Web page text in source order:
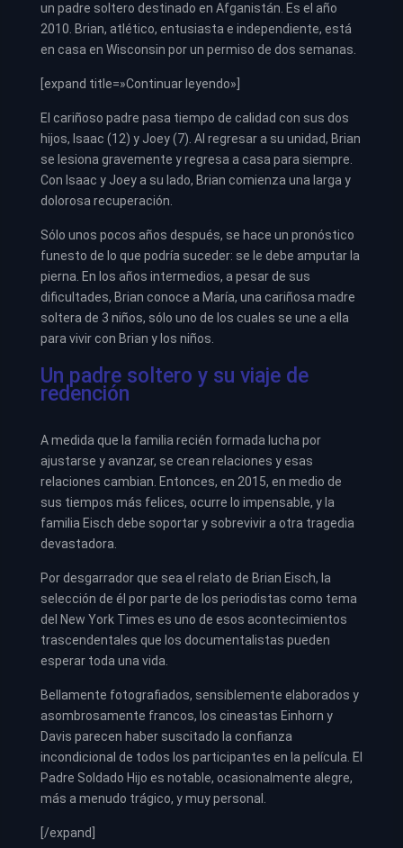
un padre soltero destinado en Afganistán. Es el año
2010. Brian, atlético, entusiasta e independiente, está
en casa en Wisconsin por un permiso de dos semanas.
[expand title=»Continuar leyendo»]
El cariñoso padre pasa tiempo de calidad con sus dos
hijos, Isaac (12) y Joey (7). Al regresar a su unidad, Brian
se lesiona gravemente y regresa a casa para siempre.
Con Isaac y Joey a su lado, Brian comienza una larga y
dolorosa recuperación.
Sólo unos pocos años después, se hace un pronóstico
funesto de lo que podría suceder: se le debe amputar la
pierna. En los años intermedios, a pesar de sus
dificultades, Brian conoce a María, una cariñosa madre
soltera de 3 niños, sólo uno de los cuales se une a ella
para vivir con Brian y los niños.
Un padre soltero y su viaje de
redención
A medida que la familia recién formada lucha por
ajustarse y avanzar, se crean relaciones y esas
relaciones cambian. Entonces, en 2015, en medio de
sus tiempos más felices, ocurre lo impensable, y la
familia Eisch debe soportar y sobrevivir a otra tragedia
devastadora.
Por desgarrador que sea el relato de Brian Eisch, la
selección de él por parte de los periodistas como tema
del New York Times es uno de esos acontecimientos
trascendentales que los documentalistas pueden
esperar toda una vida.
Bellamente fotografiados, sensiblemente elaborados y
asombrosamente francos, los cineastas Einhorn y
Davis parecen haber suscitado la confianza
incondicional de todos los participantes en la película. El
Padre Soldado Hijo es notable, ocasionalmente alegre,
más a menudo trágico, y muy personal.
[/expand]